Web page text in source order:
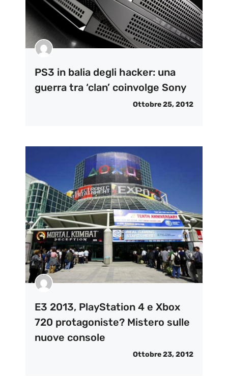
PS3 in balia degli hacker: una
guerra tra ‘clan’ coinvolge Sony
Ottobre 25, 2012
E3 2013, PlayStation 4 e Xbox
720 protagoniste? Mistero sulle
nuove console
Ottobre 23, 2012